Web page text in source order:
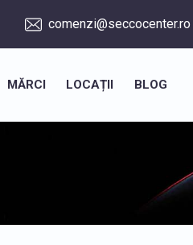
comenzi@seccocenter.ro
MĂRCI LOCAȚII BLOG